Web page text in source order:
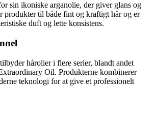
sin ikoniske arganolie, der giver glans og
produkter til både fint og kraftigt hår og er
duft og lette konsistens.
hårolier i flere serier, blandt andet
Oil. Produkterne kombinerer
teknologi for at give et professionelt